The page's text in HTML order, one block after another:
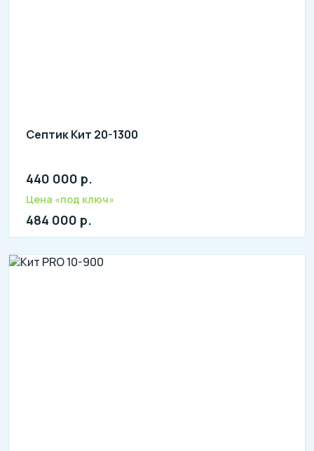
Септик Кит 20-1300
литров в сутки: 4000
л: 740
440 000 р.
Цена «под ключ»
484 000 р.